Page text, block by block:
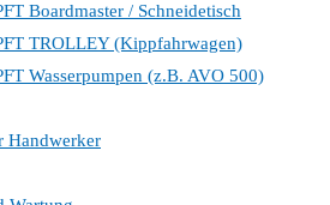
Boardmaster / Schneidetisch
TROLLEY (Kippfahrwagen)
Wasserpumpen (z.B. AVO 500)
Handwerker